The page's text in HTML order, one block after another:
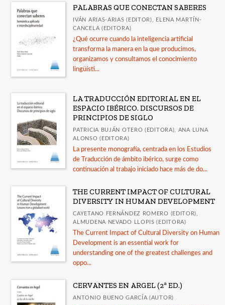
Interlingua
CATÁLOGOS
LORCA. Catálogo de publicaciones
Guía Comares sobre uso de inteligencia artificial
en las publicaciones académicas
Catálogo a diciembre 2025
Publicados en 2025
PALABRAS QUE CONECTAN SABERES
IVÁN ARIAS-ARIAS (EDITOR), ELENA MARTÍN-
CANCELA (EDITORA)
¿Qué ocurre cuando la inteligencia artificial
transforma la manera en la que producimos,
organizamos y consultamos el conocimiento
lingüísti...
LA TRADUCCIÓN EDITORIAL EN EL
ESPACIO IBÉRICO. DISCURSOS DE
PRINCIPIOS DE SIGLO
PATRICIA BUJÁN OTERO (EDITORA), ANA LUNA
ALONSO (EDITORA)
La presente monografía, centrada en los Estudios
de Traducción de ámbito ibérico, surge como
continuación al trabajo iniciado hace más de do...
THE CURRENT IMPACT OF CULTURAL
DIVERSITY IN HUMAN DEVELOPMENT
CAYETANO FERNÁNDEZ ROMERO (EDITOR),
ALMUDENA NEVADO LLOPIS (EDITORA)
The Current Impact of Cultural Diversity on Human
Development is an essential work for
understanding one of the greatest challenges and
oppo...
CERVANTES EN ARGEL (2ª ED.)
ANTONIO BUENO GARCÍA (AUTOR)